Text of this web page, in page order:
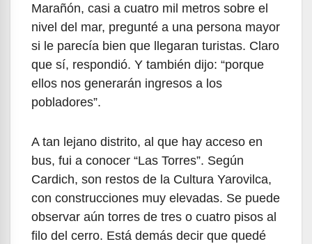
Marañón, casi a cuatro mil metros sobre el
nivel del mar, pregunté a una persona mayor
si le parecía bien que llegaran turistas. Claro
que sí, respondió. Y también dijo: “porque
ellos nos generarán ingresos a los
pobladores”.
A tan lejano distrito, al que hay acceso en
bus, fui a conocer “Las Torres”. Según
Cardich, son restos de la Cultura Yarovilca,
con construcciones muy elevadas. Se puede
observar aún torres de tres o cuatro pisos al
filo del cerro. Está demás decir que quedé